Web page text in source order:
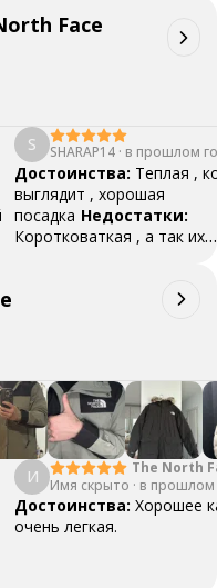
Face
S SHARAP14 · в прошлом
Достоинства: Теплая ,
выглядит , хорошая
посадка Недостатки:
Коротковаткая , а так их
И
The North
Print Zip
Имя скрыто · в прошлом
Достоинства: Хорошее
очень легкая.